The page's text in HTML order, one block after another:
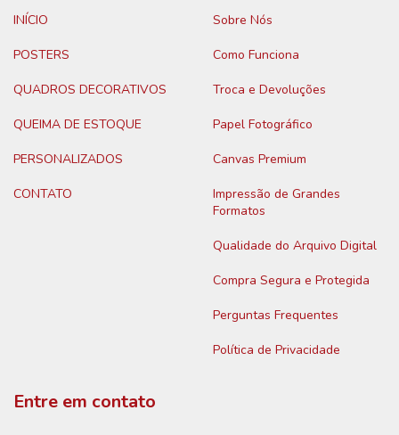
INÍCIO
POSTERS
QUADROS DECORATIVOS
QUEIMA DE ESTOQUE
PERSONALIZADOS
CONTATO
Sobre Nós
Como Funciona
Troca e Devoluções
Papel Fotográfico
Canvas Premium
Impressão de Grandes
Formatos
Qualidade do Arquivo Digital
Compra Segura e Protegida
Perguntas Frequentes
Política de Privacidade
Entre em contato